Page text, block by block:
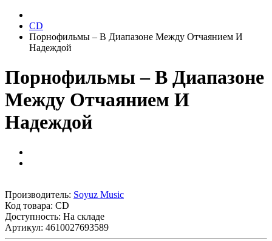
CD
Порнофильмы – В Диапазоне Между Отчаянием И
Надеждой
Порнофильмы – В Диапазоне
Между Отчаянием И
Надеждой
Производитель: Soyuz Music
Код товара: CD
Доступность: На складе
Артикул: 4610027693589